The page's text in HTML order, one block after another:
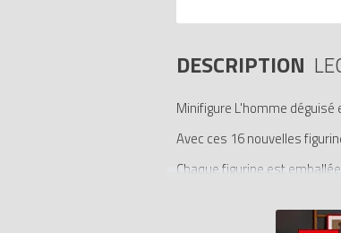
DESCRIPTION
Minifigure L'homme déguisé
Avec ces 16 nouvelles
Chaque figurine est
ou de la vie de tous les
sumo, un rappeur, un